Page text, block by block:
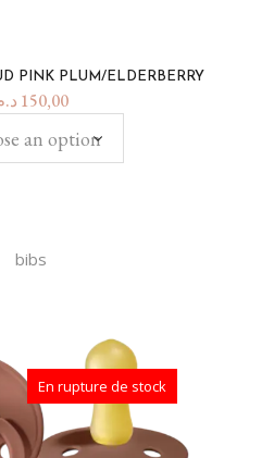
PINK PLUM/ELDERBERRY
150,00
an option
bibs
En rupture de stock